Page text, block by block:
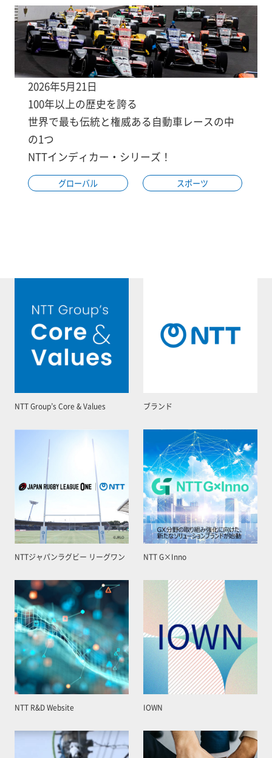
2026年5月21日
100年以上の歴史を誇る
世界で最も伝統と権威ある自動車レースの中
の1つ
NTTインディカー・シリーズ！
グローバル スポーツ
NTT Group’s Core & Values ブランド
NTTジャパンラグビー リーグワン NTT G×Inno
NTT R&D Website IOWN